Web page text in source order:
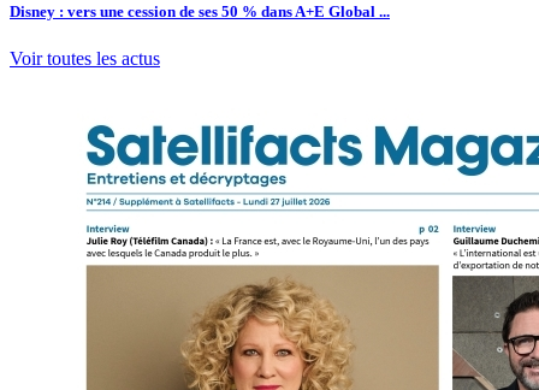
Disney : vers une cession de ses 50 % dans A+E Global ...
Voir toutes les actus